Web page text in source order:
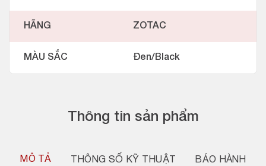
Thông tin sản phẩm
MÔ TẢ THÔNG SỐ KỸ THUẬT BẢO HÀNH
HÃNG ZOTAC
MÀU SẮC Đen/Black